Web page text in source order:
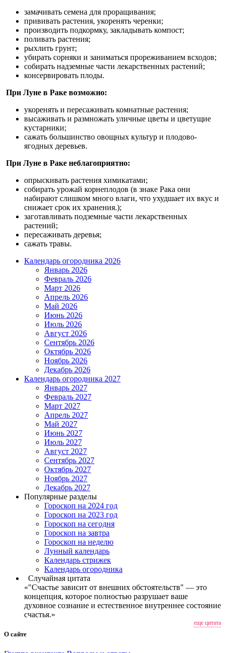
замачивать семена для проращивания;
прививать растения, укоренять черенки;
производить подкормку, закладывать компост;
поливать растения;
рыхлить грунт;
убирать сорняки и заниматься прореживанием всходов;
собирать надземные части лекарственных растений;
консервировать плоды.
При Луне в Раке возможно:
укоренять и пересаживать комнатные растения;
высаживать и размножать уличные цветы и цветущие
кустарники;
сажать большинство овощных культур и плодово-
ягодных деревьев.
При Луне в Раке неблагоприятно:
опрыскивать растения химикатами;
собирать урожай корнеплодов (в знаке Рака они
набирают слишком много влаги, что ухудшает их вкус и
снижает срок их хранения.);
заготавливать подземные части лекарственных
растений;
пересаживать деревья;
сажать травы.
Календарь огородника 2026
Январь 2026
Февраль 2026
Март 2026
Апрель 2026
Май 2026
Июнь 2026
Июль 2026
Август 2026
Сентябрь 2026
Октябрь 2026
Ноябрь 2026
Декабрь 2026
Календарь огородника 2027
Январь 2027
Февраль 2027
Март 2027
Апрель 2027
Май 2027
Июнь 2027
Июль 2027
Август 2027
Сентябрь 2027
Октябрь 2027
Ноябрь 2027
Декабрь 2027
Популярные разделы
Гороскоп на 2024 год
Гороскоп на 2023 год
Гороскоп на сегодня
Гороскоп на завтра
Гороскоп на неделю
Лунный календарь
Календарь стрижек
Календарь огородника
Случайная цитата
«"Счастье зависит от внешних обстоятельств" — это
концепция, которое полностью разрушает ваше
духовное сознание и естественное внутреннее состояние
счастья.»
еще цитата
О сайте